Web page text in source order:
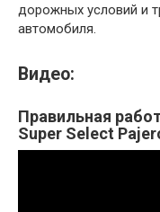
дорожных условий и
автомобиля.
Видео:
Правильная
Super Select